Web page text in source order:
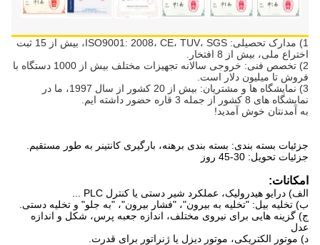
1) مدارک تحصیلی: ISO9001: 2008، CE، TUV، SGS، بیش از 15 ثبت
اختراع ملی، بیش از 8 افتخار.
2) تخصص فنی: خروجی سالانه تجهیزات مختلف بیش از 1000 دستگاه با
فروش تا میلیون دلار است.
3) نمایشگاه ها و مشتریان: بیش از 20 کشور از سال 1997، ما در
نمایشگاه های 8 کشور از جمله 3 قاره حضور داشته ایم.
به آمدنتان خوش آمدید!
جزئیات بسته بندی: بسته بندی برهنه، بارگیری کانتینر به طور مستقیم.
جزئیات تحویل: 30-45 روز
امکانات:
الف) درایو هیدرولیک، عملکرد شیر دستی یا کنترل PLC ...
ب) تخلیه بیل: "تخلیه به بیرون"، "فشار بیرون"، "به جلو" و تخلیه دستی.
ج) گزینه هایی برای نیروی مختلف، اندازه جعبه پرس، شکل و اندازه
عدل
د) موتور الکتریکی، موتور دیزل یا ژنراتور برای قدرت.